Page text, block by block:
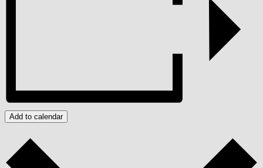
Add to calendar